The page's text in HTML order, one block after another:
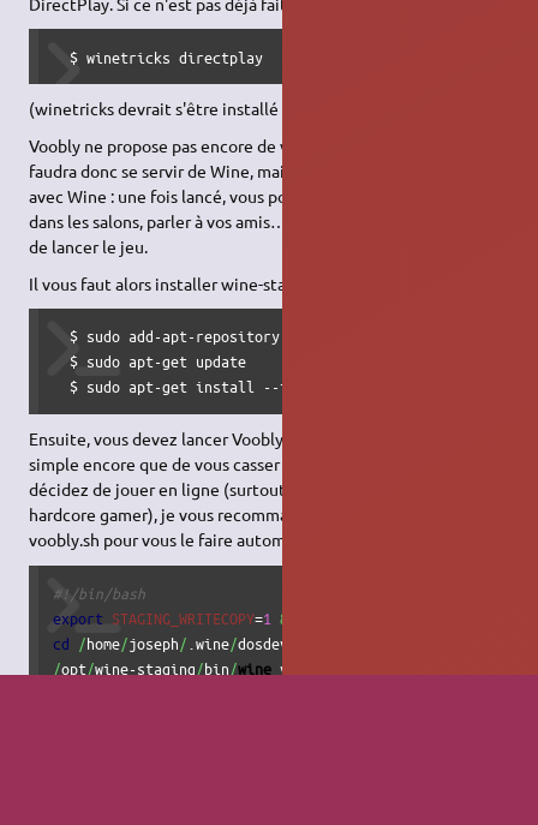
  $ winetricks directplay
(winetricks devrait s'être installé avec Wine)
Voobly ne propose pas encore de version dédiée à Linux. Il
faudra donc se servir de Wine, mais Voobly ne fonctionne pas
avec Wine : une fois lancé, vous pourrez librement naviguer
dans les salons, parler à vos amis… mais il vous sera impossible
de lancer le jeu.
Il vous faut alors installer wine-staging :
  $ sudo add-apt-repository ppa:pipelight/stable
  $ sudo apt-get update
$ sudo apt-get install --install-recommends wine-
Ensuite, vous devez lancer Voobly avec wine-staging. Plus
simple encore que de vous casser la tête à chaque fois que vous
décidez de jouer en ligne (surtout si vous être du genre
hardcore gamer), je vous recommande de copier ce script
voobly.sh pour vous le faire automatiquement.
#!/bin/bash
export STAGING_WRITECOPY=1 &&
cd /home/joseph/ .wine/dosdevices
/opt/wine-staging/bin/wine voobly.exe